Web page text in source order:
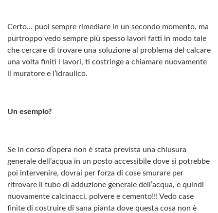
Certo… puoi sempre rimediare in un secondo momento, ma
purtroppo vedo sempre più spesso lavori fatti in modo tale
che cercare di trovare una soluzione al problema del calcare
una volta finiti i lavori, ti costringe a chiamare nuovamente
il muratore e l’idraulico.
Un esempio?
Se in corso d’opera non è stata prevista una chiusura
generale dell’acqua in un posto accessibile dove si potrebbe
poi intervenire, dovrai per forza di cose smurare per
ritrovare il tubo di adduzione generale dell’acqua, e quindi
nuovamente calcinacci, polvere e cemento!!! Vedo case
finite di costruire di sana pianta dove questa cosa non è